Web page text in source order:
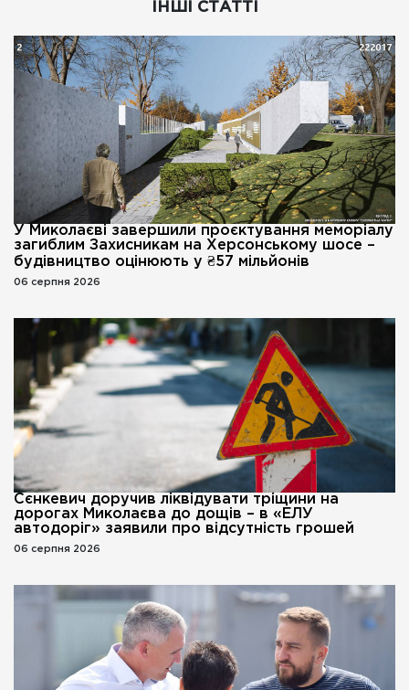
ІНШІ СТАТТІ
У Миколаєві завершили проєктування меморіалу
загиблим Захисникам на Херсонському шосе –
будівництво оцінюють у ₴57 мільйонів
06 серпня 2026
Сєнкевич доручив ліквідувати тріщини на
дорогах Миколаєва до дощів – в «ЕЛУ
автодоріг» заявили про відсутність грошей
06 серпня 2026